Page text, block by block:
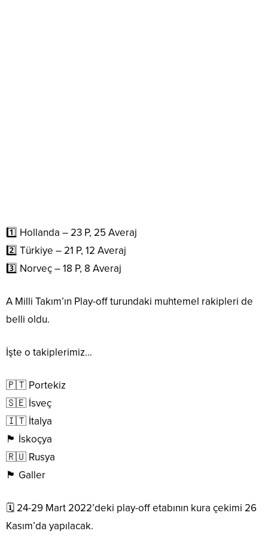
1️⃣ Hollanda – 23 P, 25 Averaj
2️⃣ Türkiye – 21 P, 12 Averaj
3️⃣ Norveç – 18 P, 8 Averaj
A Milli Takım’ın Play-off turundaki muhtemel rakipleri de
belli oldu.
İşte o takiplerimiz…
🇵🇹 Portekiz
🇸🇪 İsveç
🇮🇹 İtalya
🏴󠁧󠁢󠁳󠁣󠁴󠁿 İskoçya
🇷🇺 Rusya
🏴󠁧󠁢󠁷󠁬󠁳󠁿 Galler
🗓 24-29 Mart 2022’deki play-off etabının kura çekimi 26
Kasım’da yapılacak.